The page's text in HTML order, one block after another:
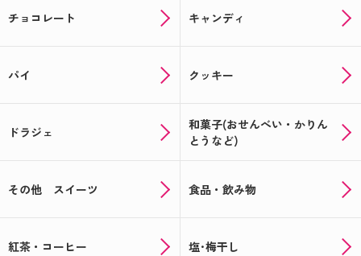
チョコレート キャンディ
パイ クッキー
ドラジェ
和菓子(おせんべい・かりん
とうなど)
その他 スイーツ 食品・飲み物
紅茶・コーヒー 塩･梅干し